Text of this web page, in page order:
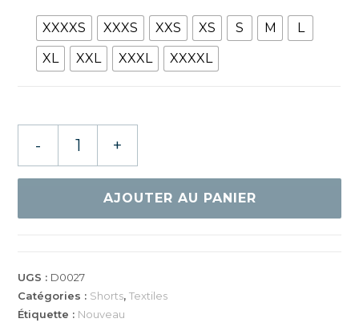
XXXXS XXXS XXS XS S M
L
XL
XXL XXXL XXXXL
- +
AJOUTER AU PANIER
UGS : D0027
Catégories : Shorts,Textiles
Étiquette : Nouveau